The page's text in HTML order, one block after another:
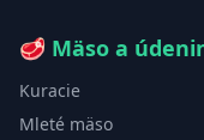
🥩 Mäso a
Kuracie
Mleté mäso